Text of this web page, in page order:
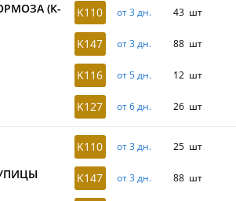
(К-
K110 от 3 дн. 43 шт
K147 от 3 дн. 88 шт
K116 от 5 дн. 12 шт
K127 от 6 дн. 26 шт
K110 от 3 дн. 25 шт
K147 от 3 дн. 88 шт